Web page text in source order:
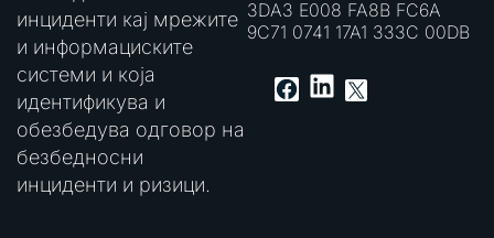
инциденти кај мрежите
и информациските
системи и која
идентификува и
обезбедува одговор на
безбедносни
инциденти и ризици.
3DA3 E008 FA8B FC6A
9C71 0741 17A1 333C 00DB
Facebook
LinkedIn
X